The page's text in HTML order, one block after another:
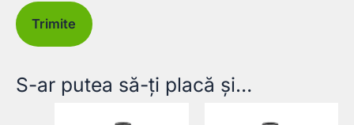
S-ar putea să-ți placă și…